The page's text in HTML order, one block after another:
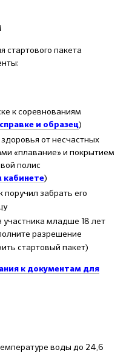
стартового пакета
к соревнованиям
и образец)
от несчастных
«плавание» и покрытием
полис
кабинете)
поручил забрать его
младше 18 лет
разрешение
стартовый пакет)
к документам для
воды до 24,6